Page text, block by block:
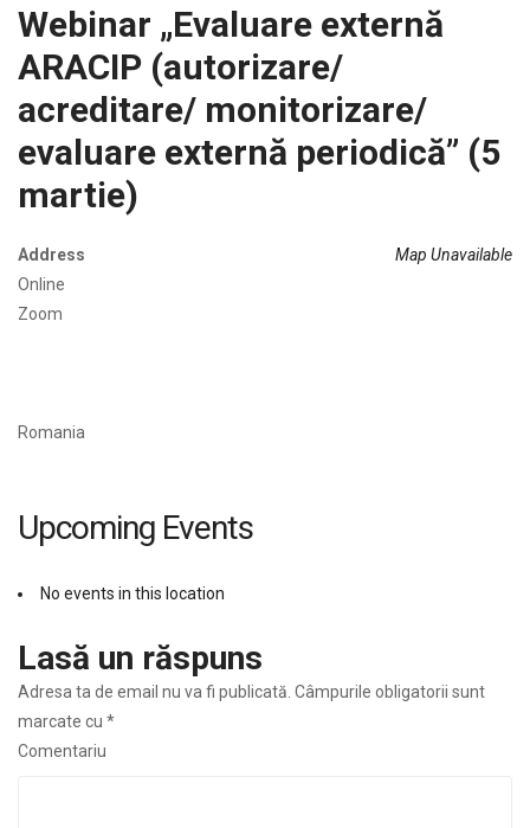
Webinar „Evaluare externă
ARACIP (autorizare/
acreditare/ monitorizare/
evaluare externă periodică” (5
martie)
Map Unavailable
Address
Online
Zoom
Romania
Upcoming Events
No events in this location
Lasă un răspuns
Adresa ta de email nu va fi publicată. Câmpurile obligatorii sunt
marcate cu *
Comentariu